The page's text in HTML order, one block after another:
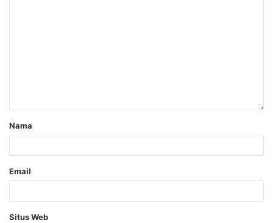
Nama
Email
Situs Web